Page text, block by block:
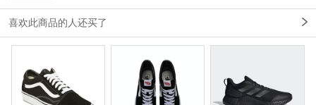
喜欢此商品的人还买了